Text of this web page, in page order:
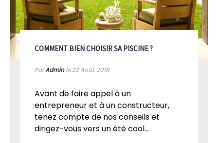
COMMENT BIEN CHOISIR SA PISCINE ?
ParAdminle 22Août, 2018
Avant de faire appel à un
entrepreneur et à un constructeur,
tenez compte de nos conseils et
dirigez-vous vers un été cool...